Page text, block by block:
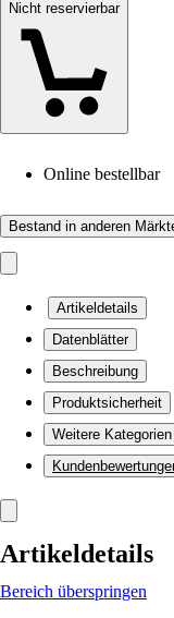
Nicht reservierbar
Online bestellbar
Bestand in anderen
Artikeldetails
Datenblätter
Beschreibung
Produktsicherheit
Weitere Kategorien
Artikeldetails
Bereich überspringen